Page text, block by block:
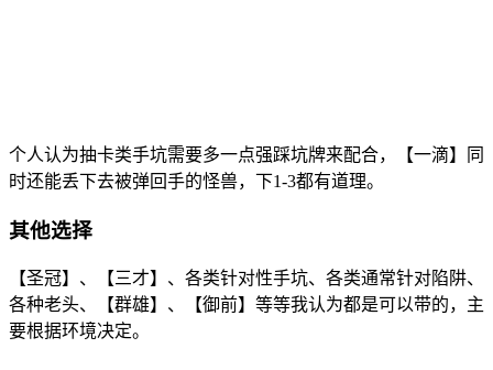
个人认为抽卡类手坑需要多一点强踩坑牌来配合，【一滴】同
时还能丢下去被弹回手的怪兽，下1-3都有道理。
其他选择
【圣冠】、【三才】、各类针对性手坑、各类通常针对陷阱、
各种老头、【群雄】、【御前】等等我认为都是可以带的，主
要根据环境决定。